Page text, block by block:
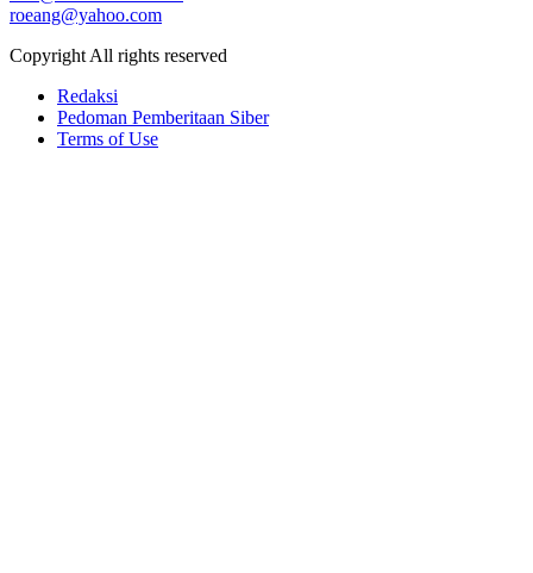
roeang@yahoo.com
Copyright All rights reserved
Redaksi
Pedoman Pemberitaan Siber
Terms of Use